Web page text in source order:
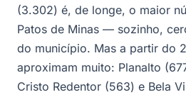
(3.302) é, de longe, o maior
Patos de Minas — sozinho,
do município. Mas a partir do
aproximam muito: Planalto
Cristo Redentor (563) e Bela